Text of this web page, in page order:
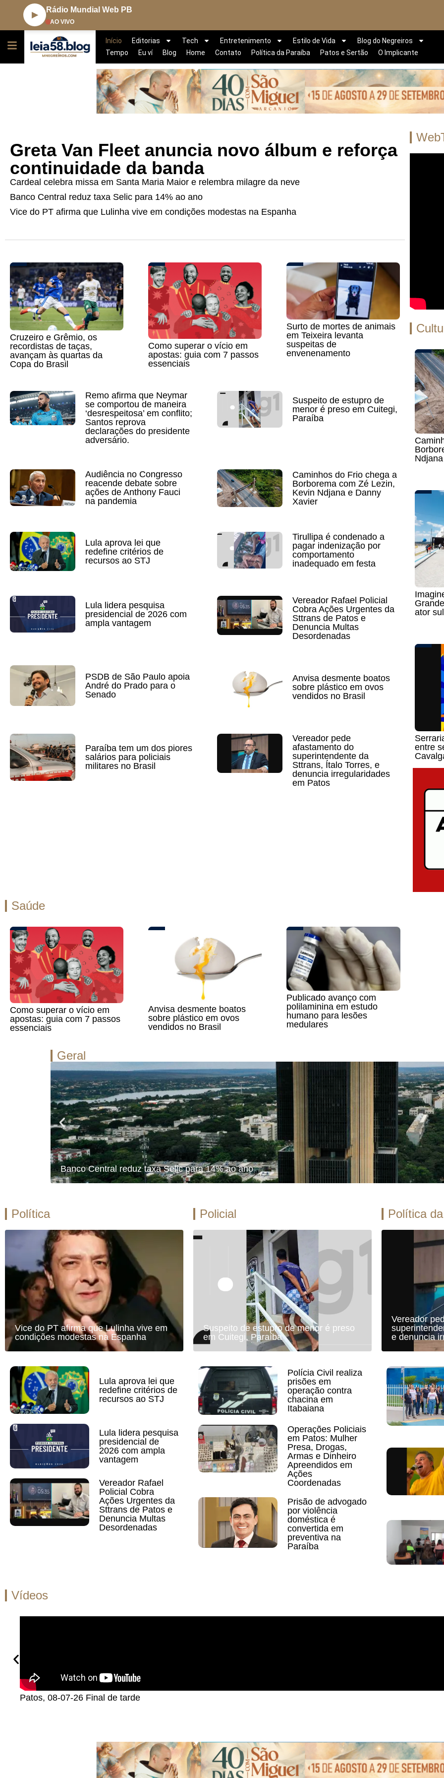
▶
Rádio Mundial Web PB
AO VIVO
Início Editorias Tech Entretenimento Estilo de Vida
Blog do Negreiros
Tempo
Eu ví Blog Home Contato Política da Paraíba Patos e Sertão O Implicante
Greta Van Fleet anuncia novo álbum e reforça
continuidade da banda
Cardeal celebra missa em Santa Maria Maior e relembra milagre da neve
Banco Central reduz taxa Selic para 14% ao ano
Vice do PT afirma que Lulinha vive em condições modestas na Espanha
Cruzeiro e Grêmio, os
recordistas de taças,
avançam às quartas da
Copa do Brasil
Como superar o vício em
apostas: guia com 7 passos
essenciais
Surto de mortes de animais
em Teixeira levanta
suspeitas de
envenenamento
Remo afirma que Neymar
se comportou de maneira
‘desrespeitosa’ em conflito;
Santos reprova
declarações do presidente
adversário.
Suspeito de estupro de
menor é preso em Cuitegi,
Paraíba
Audiência no Congresso
reacende debate sobre
ações de Anthony Fauci
na pandemia
Caminhos do Frio chega a
Borborema com Zé Lezin,
Kevin Ndjana e Danny
Xavier
Lula aprova lei que
redefine critérios de
recursos ao STJ
Tirullipa é condenado a
pagar indenização por
comportamento
inadequado em festa
Lula lidera pesquisa
presidencial de 2026 com
ampla vantagem
Vereador Rafael Policial
Cobra Ações Urgentes da
Sttrans de Patos e
Denuncia Multas
Desordenadas
PSDB de São Paulo apoia
André do Prado para o
Senado
Anvisa desmente boatos
sobre plástico em ovos
vendidos no Brasil
Paraíba tem um dos piores
salários para policiais
militares no Brasil
Vereador pede
afastamento do
superintendente da
Sttrans, Ítalo Torres, e
denuncia irregularidades
em Patos
ator
entre
Saúde
Como superar o vício em
apostas: guia com 7 passos
essenciais
Anvisa desmente boatos
sobre plástico em ovos
vendidos no Brasil
Publicado avanço com
polilaminina em estudo
humano para lesões
medulares
Geral
Banco Central reduz taxa Selic para 14% ao ano
Política
Vice do PT afirma que Lulinha vive em
condições modestas na Espanha
Lula aprova lei que
redefine critérios de
recursos ao STJ
Lula lidera pesquisa
presidencial de
2026 com ampla
vantagem
Vereador Rafael
Policial Cobra
Ações Urgentes da
Sttrans de Patos e
Denuncia Multas
Desordenadas
Policial
Suspeito de estupro de menor é preso
em Cuitegi, Paraíba
Polícia Civil realiza
prisões em
operação contra
chacina em
Itabaiana
Operações Policiais
em Patos: Mulher
Presa, Drogas,
Armas e Dinheiro
Apreendidos em
Ações
Coordenadas
Prisão de advogado
por violência
doméstica é
convertida em
preventiva na
Paraíba
Política
Vereador
e denuncia
Vídeos
Patos, 08-07-26 Final de tarde